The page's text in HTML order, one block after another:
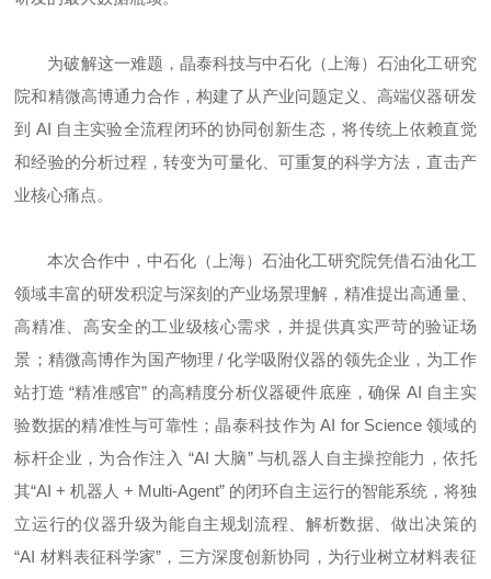
为破解这一难题，晶泰科技与中石化（上海）石油化工研究
院和精微高博通力合作，构建了从产业问题定义、高端仪器研发
到 AI 自主实验全流程闭环的协同创新生态，将传统上依赖直觉
和经验的分析过程，转变为可量化、可重复的科学方法，直击产
业核心痛点。
本次合作中， 中石化（上海）石油化工研究院凭借石油化工
领域丰富的研发积淀与深刻的产业场景理解，精准提出高通量、
高精准、高安全的工业级核心需求，并提供真实严苛的验证场
景；精微高博作为国产物理 / 化学吸附仪器的领先企业，为工作
站打造 “精准感官” 的高精度分析仪器硬件底座，确保 AI 自主实
验数据的精准性与可靠性；晶泰科技作为 AI for Science 领域的
标杆企业，为合作注入 “AI 大脑” 与机器人自主操控能力，依托
其“AI + 机器人 + Multi-Agent” 的闭环自主运行的智能系统，将独
立运行的仪器升级为能自主规划流程、解析数据、做出决策的
“AI 材料表征科学家”，三方深度创新协同，为行业树立材料表征